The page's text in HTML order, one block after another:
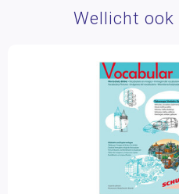
Wellicht ook